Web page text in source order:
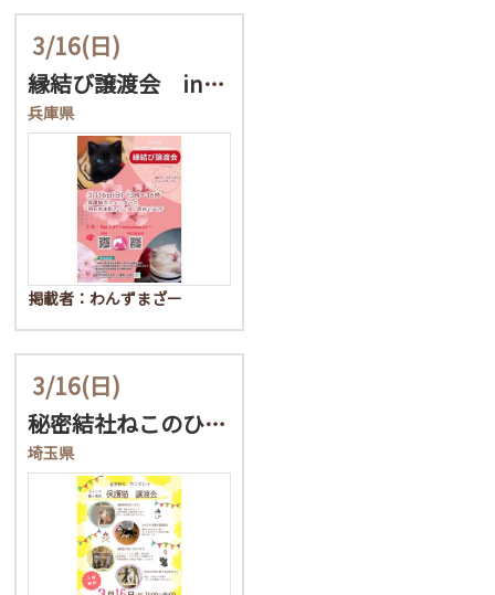
3/16(日)
縁結び譲渡会 in 明石
兵庫県
掲載者：わんずまざー
3/16(日)
秘密結社ねこのひげ♡保護…
埼玉県